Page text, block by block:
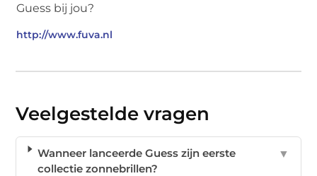
Guess bij jou?
http://www.fuva.nl
Veelgestelde vragen
Wanneer lanceerde Guess zijn eerste
collectie zonnebrillen?
▼